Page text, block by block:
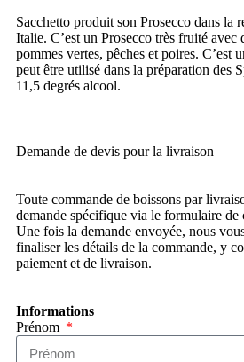
Sacchetto produit son Prosecco dans la
Italie. C’est un Prosecco très fruité avec
pommes vertes, pêches et poires. C’est
peut être utilisé dans la préparation des
11,5 degrés alcool.
Demande de devis pour la livraison
Toute commande de boissons par
demande spécifique via le formulaire de
Une fois la demande envoyée, nous
finaliser les détails de la commande, y
paiement et de livraison.
Informations
Prénom